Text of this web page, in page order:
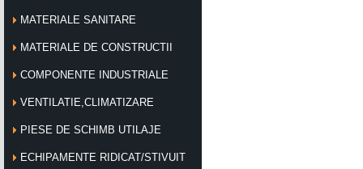
MATERIALE SANITARE
MATERIALE DE CONSTRUCTII
COMPONENTE INDUSTRIALE
VENTILATIE,CLIMATIZARE
PIESE DE SCHIMB UTILAJE
ECHIPAMENTE RIDICAT/STIVUIT